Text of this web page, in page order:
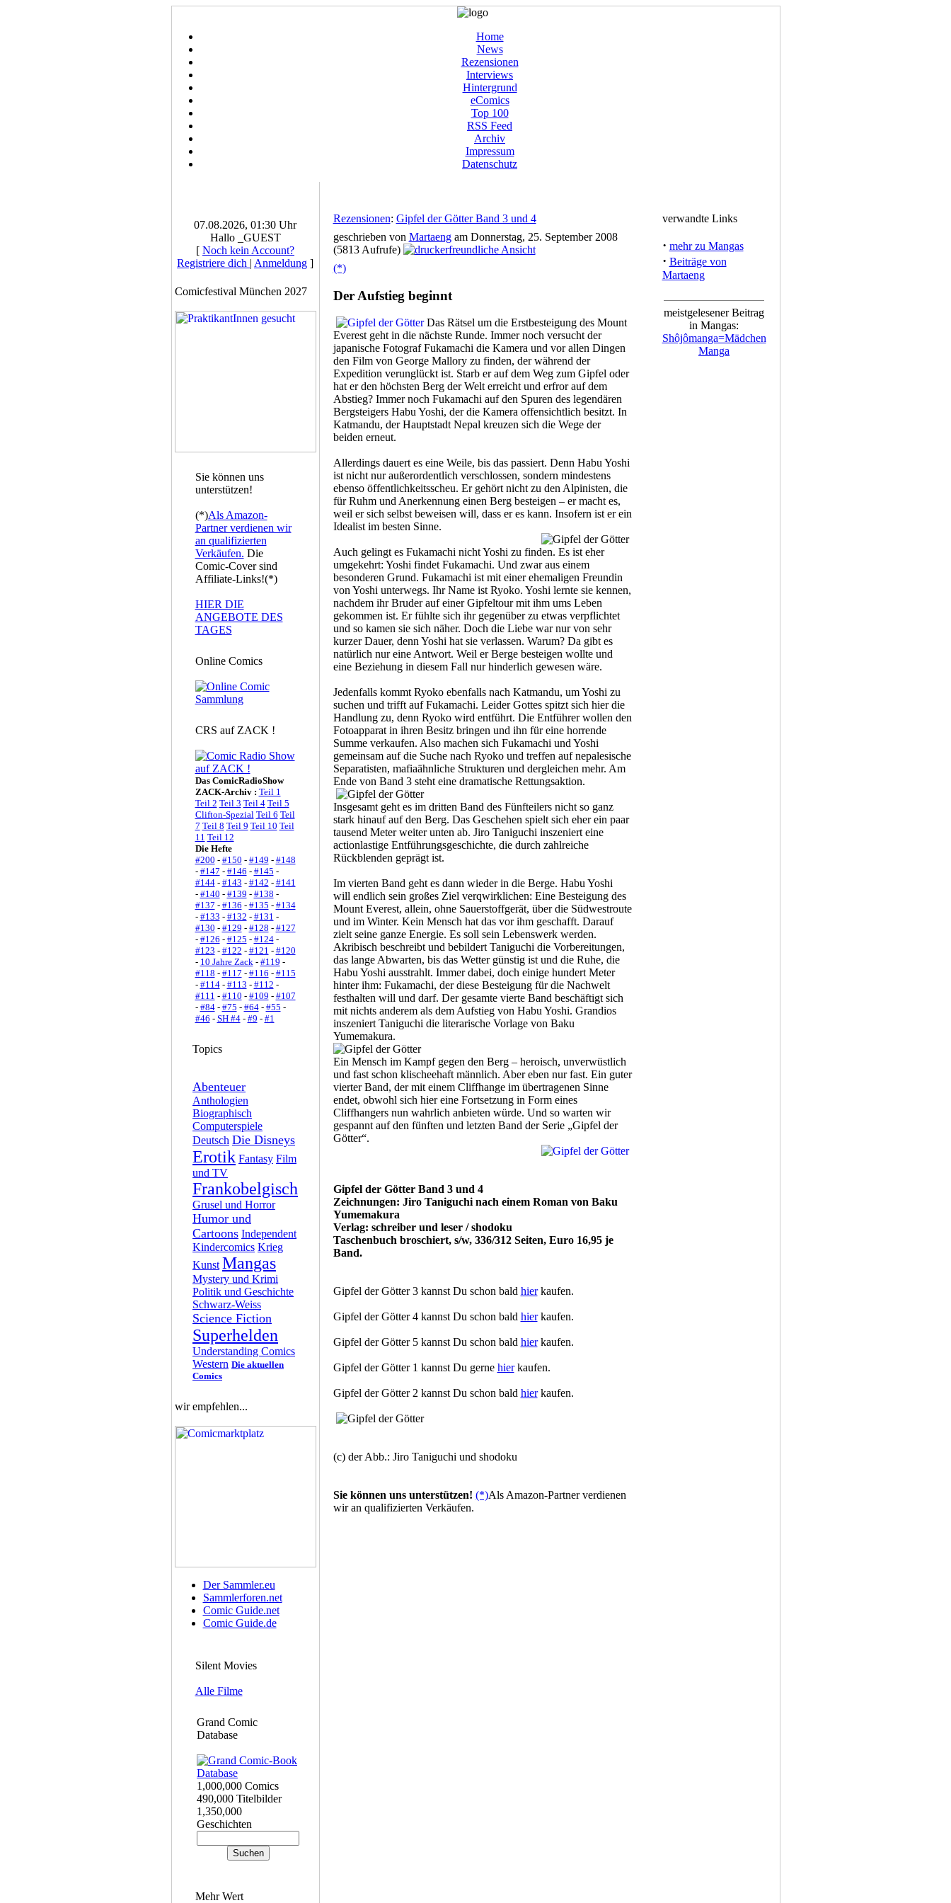
Home
News
Rezensionen
Interviews
Hintergrund
eComics
Top 100
RSS Feed
Archiv
Impressum
Datenschutz
07.08.2026, 01:30 Uhr
Hallo _GUEST
[ Noch kein Account?
Registriere dich | Anmeldung ]
Comicfestival München 2027
Sie können uns
unterstützen!
(*)Als Amazon-
Partner verdienen wir
an qualifizierten
Verkäufen. Die
Comic-Cover sind
Affiliate-Links!(*)
HIER DIE
ANGEBOTE DES
TAGES
Online Comics
CRS auf ZACK !
Das ComicRadioShow
ZACK-Archiv : Teil 1
Teil 2 Teil 3 Teil 4 Teil 5
Clifton-Spezial Teil 6 Teil
7 Teil 8 Teil 9 Teil 10 Teil
11 Teil 12
Die Hefte
#200 - #150 - #149 - #148
- #147 - #146 - #145 -
#144- #143 - #142 - #141
- #140 - #139 - #138 -
#137 - #136 - #135 - #134
- #133 - #132 - #131 -
#130 - #129 - #128 - #127
- #126 - #125 - #124-
#123 - #122 - #121 - #120
- 10 Jahre Zack- #119 -
#118 - #117 - #116 - #115
- #114- #113 - #112 -
#111 - #110 - #109 - #107
- #84- #75 - #64- #55 -
#46 - SH #4- #9 - #1
Topics
Abenteuer
Anthologien
Biographisch
Computerspiele
Deutsch Die Disneys
Erotik Fantasy Film
und TV
Frankobelgisch
Grusel und Horror
Humor und
Cartoons Independent
Kindercomics Krieg
Kunst Mangas
Mystery und Krimi
Politik und Geschichte
Schwarz-Weiss
Science Fiction
Superhelden
Understanding Comics
Western Die aktuellen
Comics
wir empfehlen...
Der Sammler.eu
Sammlerforen.net
Comic Guide.net
Comic Guide.de
Silent Movies
Alle Filme
Grand Comic
Database
1,000,000 Comics
490,000 Titelbilder
1,350,000
Geschichten
Mehr Wert
Rezensionen: Gipfel der Götter Band 3 und 4
geschrieben von Martaengam Donnerstag, 25. September 2008
(5813 Aufrufe)
(*)
Der Aufstieg beginnt
Das Rätsel um die Erstbesteigung des Mount
Everest geht in die nächste Runde. Immer noch versucht der
japanische Fotograf Fukamachi die Kamera und vor allen Dingen
den Film von George Mallory zu finden, der während der
Expedition verunglückt ist. Starb er auf dem Weg zum Gipfel oder
hat er den höchsten Berg der Welt erreicht und erfror auf dem
Abstieg? Immer noch Fukamachi auf den Spuren des legendären
Bergsteigers Habu Yoshi, der die Kamera offensichtlich besitzt. In
Katmandu, der Hauptstadt Nepal kreuzen sich die Wege der
beiden erneut.
Allerdings dauert es eine Weile, bis das passiert. Denn Habu Yoshi
ist nicht nur außerordentlich verschlossen, sondern mindestens
ebenso öffentlichkeitsscheu. Er gehört nicht zu den Alpinisten, die
für Ruhm und Anerkennung einen Berg besteigen – er macht es,
weil er sich selbst beweisen will, dass er es kann. Insofern ist er ein
Idealist im besten Sinne.
Auch gelingt es Fukamachi nicht Yoshi zu finden. Es ist eher
umgekehrt: Yoshi findet Fukamachi. Und zwar aus einem
besonderen Grund. Fukamachi ist mit einer ehemaligen Freundin
von Yoshi unterwegs. Ihr Name ist Ryoko. Yoshi lernte sie kennen,
nachdem ihr Bruder auf einer Gipfeltour mit ihm ums Leben
gekommen ist. Er fühlte sich ihr gegenüber zu etwas verpflichtet
und so kamen sie sich näher. Doch die Liebe war nur von sehr
kurzer Dauer, denn Yoshi hat sie verlassen. Warum? Da gibt es
natürlich nur eine Antwort. Weil er Berge besteigen wollte und
eine Beziehung in diesem Fall nur hinderlich gewesen wäre.
Jedenfalls kommt Ryoko ebenfalls nach Katmandu, um Yoshi zu
suchen und trifft auf Fukamachi. Leider Gottes spitzt sich hier die
Handlung zu, denn Ryoko wird entführt. Die Entführer wollen den
Fotoapparat in ihren Besitz bringen und ihn für eine horrende
Summe verkaufen. Also machen sich Fukamachi und Yoshi
gemeinsam auf die Suche nach Ryoko und treffen auf nepalesische
Separatisten, mafiaähnliche Strukturen und dergleichen mehr. Am
Ende von Band 3 steht eine dramatische Rettungsaktion.
Insgesamt geht es im dritten Band des Fünfteilers nicht so ganz
stark hinauf auf den Berg. Das Geschehen spielt sich eher ein paar
tausend Meter weiter unten ab. Jiro Taniguchi inszeniert eine
actionlastige Entführungsgeschichte, die durch zahlreiche
Rückblenden geprägt ist.
Im vierten Band geht es dann wieder in die Berge. Habu Yoshi
will endlich sein großes Ziel verqwirklichen: Eine Besteigung des
Mount Everest, allein, ohne Sauerstoffgerät, über die Südwestroute
und im Winter. Kein Mensch hat das vor ihm geschafft. Darauf
zielt seine ganze Energie. Es soll sein Lebenswerk werden.
Akribisch beschreibt und bebildert Taniguchi die Vorbereitungen,
das lange Abwarten, bis das Wetter günstig ist und die Ruhe, die
Habu Yoshi ausstrahlt. Immer dabei, doch einige hundert Meter
hinter ihm: Fukamachi, der diese Besteigung für die Nachwelt
festhalten will und darf. Der gesamte vierte Band beschäftigt sich
mit nichts anderem als dem Aufstieg von Habu Yoshi. Grandios
inszeniert Taniguchi die literarische Vorlage von Baku
Yumemakura.
Ein Mensch im Kampf gegen den Berg – heroisch, unverwüstlich
und fast schon klischeehaft männlich. Aber eben nur fast. Ein guter
vierter Band, der mit einem Cliffhange im übertragenen Sinne
endet, obwohl sich hier eine Fortsetzung in Form eines
Cliffhangers nun wahrlich anbieten würde. Und so warten wir
gespannt auf den fünften und letzten Band der Serie „Gipfel der
Götter“.
Gipfel der Götter Band 3 und 4
Zeichnungen: Jiro Taniguchi nach einem Roman von Baku
Yumemakura
Verlag: schreiber und leser / shodoku
Taschenbuch broschiert, s/w, 336/312 Seiten, Euro 16,95 je
Band.
Gipfel der Götter 3 kannst Du schon bald hierkaufen.
Gipfel der Götter 4 kannst Du schon bald hierkaufen.
Gipfel der Götter 5 kannst Du schon bald hierkaufen.
Gipfel der Götter 1 kannst Du gerne hierkaufen.
Gipfel der Götter 2 kannst Du schon bald hierkaufen.
(c) der Abb.: Jiro Taniguchi und shodoku
Sie können uns unterstützen! (*)Als Amazon-Partner verdienen
wir an qualifizierten Verkäufen.
verwandte Links
· mehr zu Mangas
· Beiträge von
Martaeng
meistgelesener Beitrag
in Mangas:
Shôjômanga=Mädchen
Manga